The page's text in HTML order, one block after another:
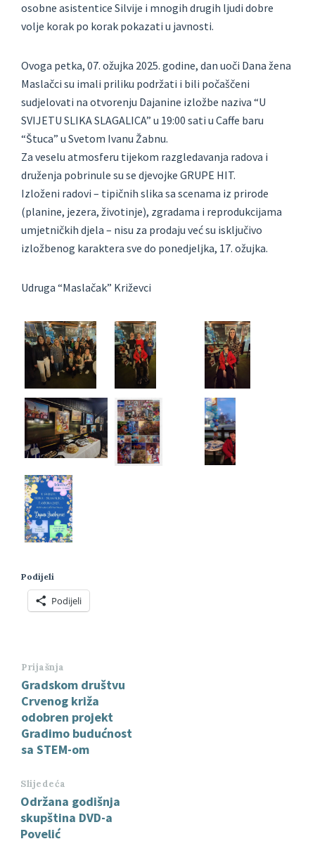
osobne asistentice Silvije i mnogih drugih ljudi dobre
volje korak po korak pokazati u javnosti.
Ovoga petka, 07. ožujka 2025. godine, dan uoči Dana žena
Maslačci su imali priliku podržati i bili počaščeni
sudjelovati na otvorenju Dajanine izložbe naziva “U
SVIJETU SLIKA SLAGALICA” u 19:00 sati u Caffe baru
“Štuca” u Svetom Ivanu Žabnu.
Za veselu atmosferu tijekom razgledavanja radova i
druženja pobrinule su se djevojke GRUPE HIT.
Izloženi radovi – tipičnih slika sa scenama iz prirode
(planine, jezera, životinje), zgradama i reprodukcijama
umjetničkih djela – nisu za prodaju već su isključivo
izložbenog karaktera sve do ponedjeljka, 17. ožujka.
Udruga “Maslačak” Križevci
Podijeli
Podijeli
Prijašnja
Gradskom društvu
Crvenog križa
odobren projekt
Gradimo budućnost
sa STEM-om
Slijedeća
Održana godišnja
skupština DVD-a
Povelić